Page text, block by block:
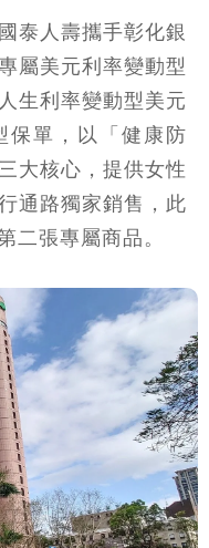
續到明晨 北部風
遭AI假造不雅影
圖
9地區」達停班課
綁川普動用戰術性
泰人壽攜手彰化銀
屬美元利率變動型
生利率變動型美元
保單，以「健康防
大核心，提供女性
通路獨家銷售，此
二張專屬商品。